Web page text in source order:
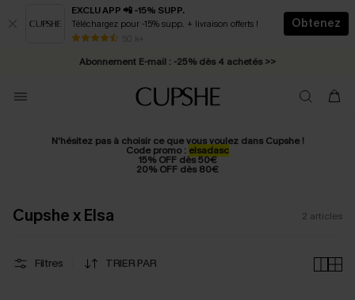
EXCLU APP 📲 -15% SUPP.
Téléchargez pour -15% supp. + livraison offerts !
50 k+
Obtenez
* Livraison éclair 2-3 jours ouvrés >>
Abonnement E-mail : -25% dès 4 achetés >>
N'hésitez pas à choisir ce que vous voulez dans Cupshe !
Code promo : elsadasc
15% OFF dès 50€
20% OFF dès 80€
Cupshe x Elsa 2 articles
Filtres TRIER PAR